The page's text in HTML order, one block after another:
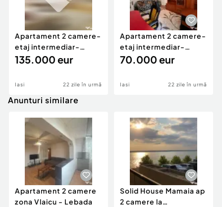
Apartament 2 camere-
etaj intermediar-
Tătărași-Bloc nou
135.000 eur
Iasi 22 zile în urmă
Apartament 2 camere-
etaj intermediar-
Tătărași, Doi Băie?
70.000 eur
Iasi 22 zile în urmă
Anunturi similare
Apartament 2 camere
zona Vlaicu - Lebada
Solid House Mamaia ap
2 camere la